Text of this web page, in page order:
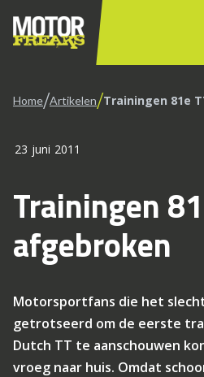
Home/Artikelen/Trainingen 81e
23 juni 2011
Trainingen
afgebroken
Motorsportfans die het
getrotseerd om de eerste
Dutch TT te aanschouwen
vroeg naar huis. Omdat